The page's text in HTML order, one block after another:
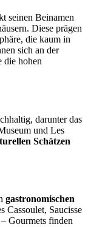
seinen Beinamen
Diese prägen
die kaum in
sich an der
die hohen
darunter das
und Les
Schätzen
gastronomischen
Cassoulet, Saucisse
Gourmets finden